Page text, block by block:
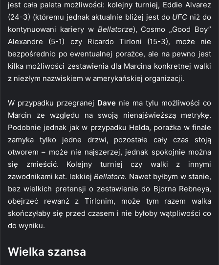
jest cała paleta możliwości: kolejny turniej, Eddie Alvarez
(24-3) (któremu jednak aktualnie bliżej jest do UFC niż do
kontynuowani kariery w Bellatorze), Cosmo „Good Boy”
Alexandre (5-1) czy Ricardo Tirloni (15-3), może nie
bezpośrednio po ewentualnej porażce, ale na pewno jest
kilka możliwości zestawienia dla Marcina konkretnej walki
z niezłym nazwiskiem w amerykańskiej organizacji.
W przypadku przegranej Dave nie ma tylu możliwości co
Marcin ze względu na swoją nienajświeższą metrykę.
Podobnie jednak jak w przypadku Helda, porażka w finale
zamyka tylko jedne drzwi, pozostałe cały czas stoją
otworem – może nie najszerzej, jednak spokojnie można
się zmieścić. Kolejny turniej czy walki z innymi
zawodnikami kat. lekkiejBellatora. Nawet byłbym w stanie,
bez wielkich pretensji o zestawienie do Bjorna Rebneya,
obejrzeć rewanż z Tirlonim, może tym razem walka
skończyłaby się przed czasem i nie byłoby wątpliwości co
do wyniku.
Wielka szansa